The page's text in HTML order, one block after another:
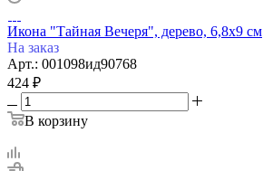
Икона "Тайная Вечеря", дерево, 6,8х9 см
На заказ
Арт.: 001098ид90768
424 ₽
В корзину